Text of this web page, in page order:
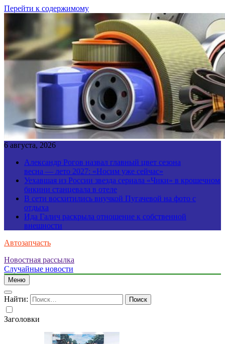
Перейти к содержимому
6 августа, 2026
Александр Рогов назвал главный цвет сезона
весна — лето 2027: «Носим уже сейчас»
Уехавшая из России звезда сериала «Чики» в крошечном
бикини станцевала в отеле
В сети восхитились внучкой Пугачевой на фото с
отдыха
Ида Галич раскрыла отношение к собственной
внешности
Автозапчасть
Новостная рассылка
Случайные новости
Меню
Найти:
Заголовки